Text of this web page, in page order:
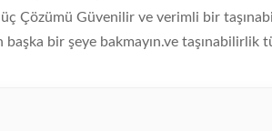
Çözümü Güvenilir ve verimli bir
bir şeye bakmayın.ve taşınabilirlik